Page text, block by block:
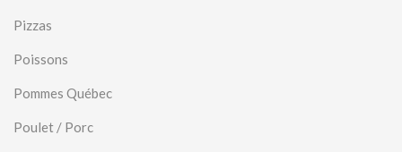
Pizzas
Poissons
Pommes Québec
Poulet / Porc